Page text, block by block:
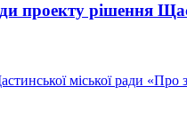
рішення
міської ради